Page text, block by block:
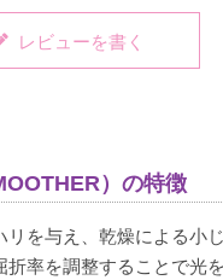
レビューを書く
）の特徴
を与え、乾燥による小
率を調整することで光